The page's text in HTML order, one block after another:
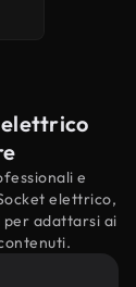
elettrico
e
elettrico,
adattarsi ai